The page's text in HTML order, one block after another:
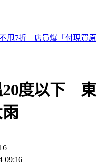
！「長壽5秘訣」曝 醫生也
20度以下 東
09:16